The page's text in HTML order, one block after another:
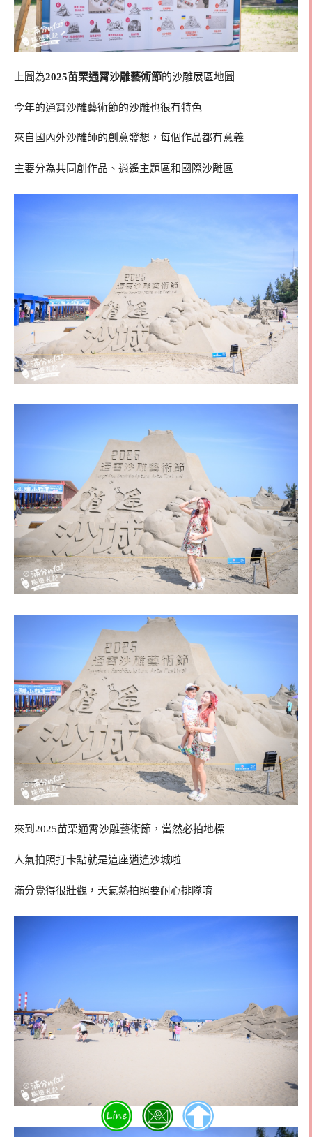
上圖為2025苗栗通霄沙雕藝術節的沙雕展區地圖
今年的通霄沙雕藝術節的沙雕也很有特色
來自國內外沙雕師的創意發想，每個作品都有意義
主要分為共同創作品、逍遙主題區和國際沙雕區
來到2025苗栗通霄沙雕藝術節，當然必拍地標
人氣拍照打卡點就是這座逍遙沙城啦
滿分覺得很壯觀，天氣熱拍照要耐心排隊唷